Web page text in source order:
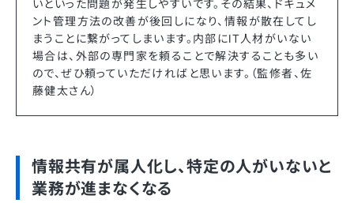
いといった問題が発生しやすいです。その結果、ドキュメ
ント管理方法の改善が後回しになり、情報が散在してし
まうことに繋がってしまいます。内部にIT人材がいない
場合は、外部の専門家を頼ることで解決することも多い
ので、ぜひ頼っていただければと思います。（監修者、佐
藤健太さん）
情報共有が属人化し、特定の人がいないと
業務が進まなくなる